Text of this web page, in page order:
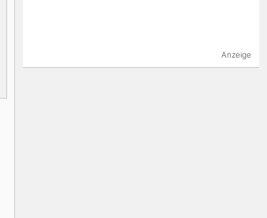
Anzeige